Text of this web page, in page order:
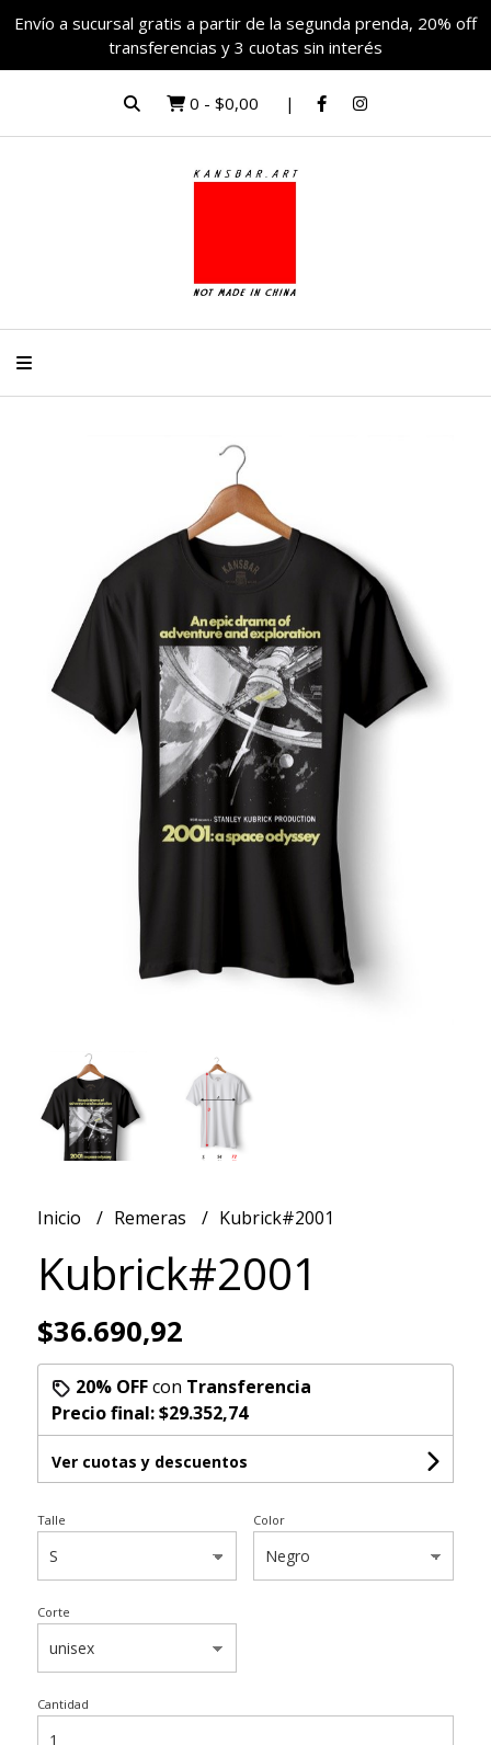
Envío a sucursal gratis a partir de la segunda prenda, 20% off
transferencias y 3 cuotas sin interés
0 - $0,00
Inicio Remeras Kubrick#2001
Kubrick#2001
$36.690,92
20% OFFcon Transferencia
Precio final:$29.352,74
Ver cuotas y descuentos
Talle Color
Corte
Cantidad